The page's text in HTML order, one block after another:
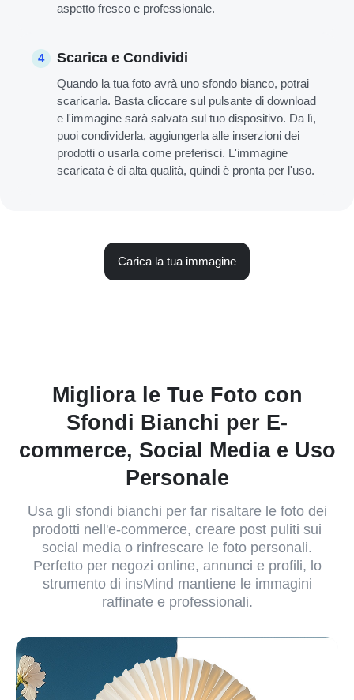
aspetto fresco e professionale.
4 Scarica e Condividi
Quando la tua foto avrà uno sfondo bianco, potrai
scaricarla. Basta cliccare sul pulsante di download
e l'immagine sarà salvata sul tuo dispositivo. Da lì,
puoi condividerla, aggiungerla alle inserzioni dei
prodotti o usarla come preferisci. L'immagine
scaricata è di alta qualità, quindi è pronta per l'uso.
Carica la tua immagine
Migliora le Tue Foto con
Sfondi Bianchi per E-
commerce, Social Media e Uso
Personale
Usa gli sfondi bianchi per far risaltare le foto dei
prodotti nell'e-commerce, creare post puliti sui
social media o rinfrescare le foto personali.
Perfetto per negozi online, annunci e profili, lo
strumento di insMind mantiene le immagini
raffinate e professionali.